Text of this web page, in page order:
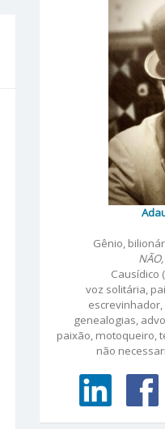
Gênio,
Causídico
voz solitária,
genealogias,
paixão, motoqueiro,
não